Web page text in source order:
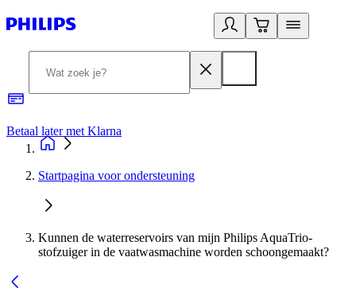
Betaal later met Klarna
Startpagina voor ondersteuning
Kunnen de waterreservoirs van mijn Philips AquaTrio-
stofzuiger in de vaatwasmachine worden schoongemaakt?